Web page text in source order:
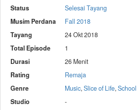
Status
Selesai Tayang
Musim Perdana
Fall 2018
Tayang
24 Okt 2018
Total Episode
1
Durasi
26 Menit
Rating
Remaja
Genre
Music,Slice of Life,School
Studio
-